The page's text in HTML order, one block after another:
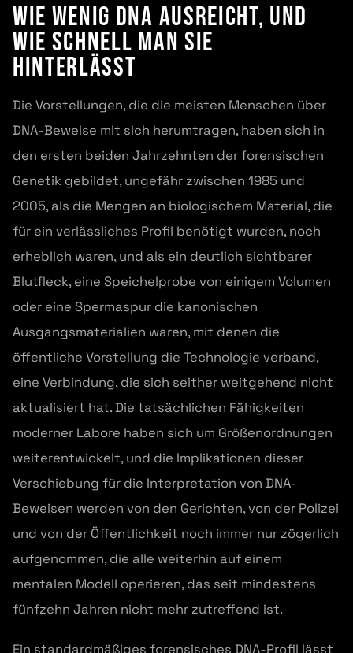
Wie wenig DNA ausreicht, und
wie schnell man sie
hinterlässt
Die Vorstellungen, die die meisten Menschen über
DNA-Beweise mit sich herumtragen, haben sich in
den ersten beiden Jahrzehnten der forensischen
Genetik gebildet, ungefähr zwischen 1985 und
2005, als die Mengen an biologischem Material, die
für ein verlässliches Profil benötigt wurden, noch
erheblich waren, und als ein deutlich sichtbarer
Blutfleck, eine Speichelprobe von einigem Volumen
oder eine Spermaspur die kanonischen
Ausgangsmaterialien waren, mit denen die
öffentliche Vorstellung die Technologie verband,
eine Verbindung, die sich seither weitgehend nicht
aktualisiert hat. Die tatsächlichen Fähigkeiten
moderner Labore haben sich um Größenordnungen
weiterentwickelt, und die Implikationen dieser
Verschiebung für die Interpretation von DNA-
Beweisen werden von den Gerichten, von der Polizei
und von der Öffentlichkeit noch immer nur zögerlich
aufgenommen, die alle weiterhin auf einem
mentalen Modell operieren, das seit mindestens
fünfzehn Jahren nicht mehr zutreffend ist.
Ein standardmäßiges forensisches DNA-Profil lässt